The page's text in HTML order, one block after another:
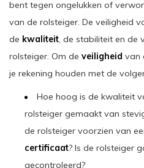
bent tegen ongelukken of
van de rolsteiger. De veiligheid
de kwaliteit, de stabiliteit en de
rolsteiger. Om de veiligheid van
je rekening houden met de
Hoe hoog is de kwaliteit
rolsteiger gemaakt van
de rolsteiger voorzien van
certificaat? Is de rolsteiger
gecontroleerd?